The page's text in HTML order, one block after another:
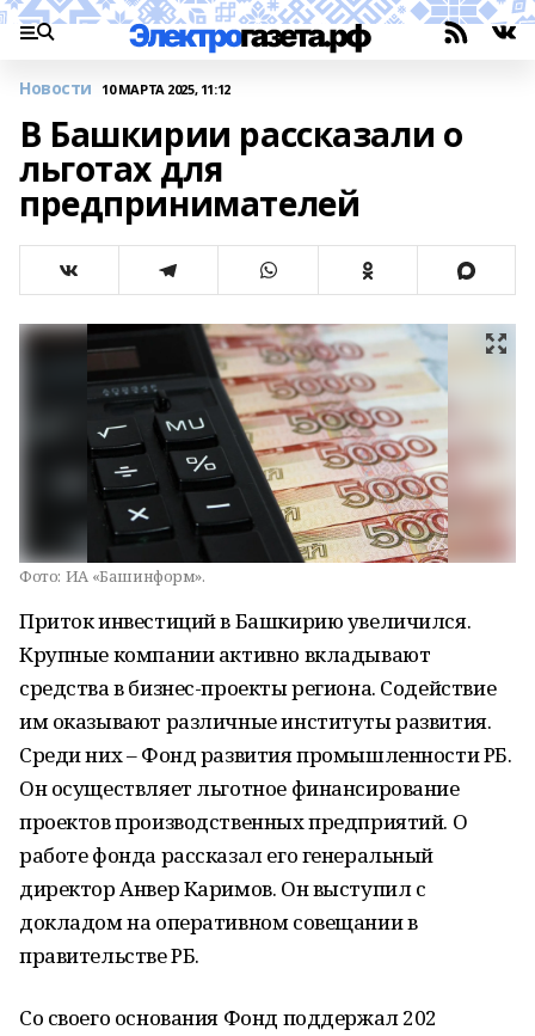
Новости 10 МАРТА 2025, 11:12
В Башкирии рассказали о
льготах для
предпринимателей
Фото: ИА «Башинформ».
Приток инвестиций в Башкирию увеличился.
Крупные компании активно вкладывают
средства в бизнес-проекты региона. Содействие
им оказывают различные институты развития.
Среди них – Фонд развития промышленности РБ.
Он осуществляет льготное финансирование
проектов производственных предприятий. О
работе фонда рассказал его генеральный
директор Анвер Каримов. Он выступил с
докладом на оперативном совещании в
правительстве РБ.
Со своего основания Фонд поддержал 202